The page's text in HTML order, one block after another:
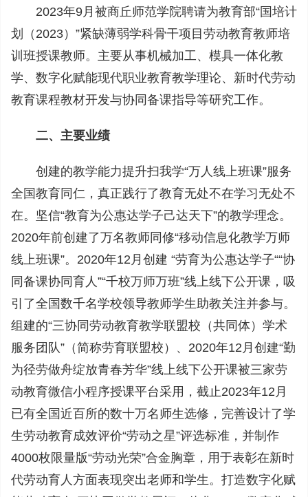
2023年9月被商丘师范学院聘请为教育部“国培计
划（2023）”紧缺薄弱学科骨干项目劳动教育教师培
训班授课教师。主要从事机械加工、模具一体化教
学、数字化赋能现代职业教育教学理论、新时代劳动
教育课程教材开发与协同备课指导等研究工作。
二、主要业绩
创建的教学能力提升扫我学“万人线上班课”服务
全国教育同仁，真正践行了教育无处不在学习无处不
在。坚信“教育为公惠达学子己达天下”的教学理念。
2020年前创建了万名教师同修“移动信息化教学万师
线上班课”。2020年12月创建 “劳育为公惠达学子““协
同备课协同育人”“千校万师万班”线上线下公开课，吸
引了全国数千名学校领导教师学生助教关注并参与。
组建的“三协同劳动教育教学联盟校（共同体）学术
服务团队”（简称劳育联盟校）、2020年12月创建“勤
为径劳做舟绽放青春芳华”线上线下公开课被三家劳
动教育微信小程序授课平台采用，截止2023年12月
已有全国近百所的数十万名师生选修，完善设计了学
生劳动教育成效评价“劳动之星”评选标准，并制作
4000枚限量版“劳动光荣”合金胸章，用于表彰在新时
代劳动育人方面表现突出老师和学生。打造数字化赋